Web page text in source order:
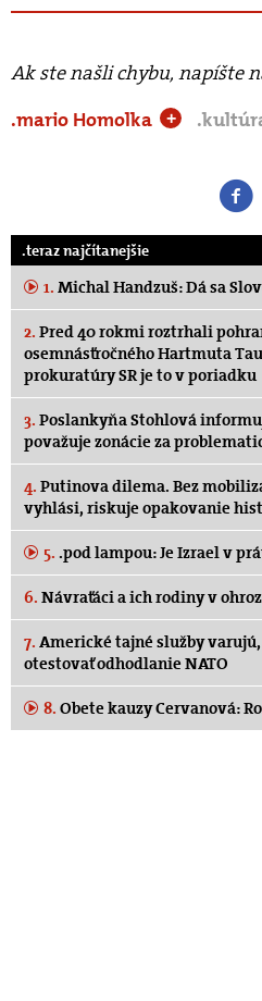
Ak ste našli chybu, napíšte
.mario Homolka
+
.teraz najčítanejšie
1. Michal Handzuš: Dá sa
2. Pred 40 rokmi roztrhali
osemnásťročného Hartmuta
prokuratúry SR je to v poriadku
3. Poslankyňa Stohlová
považuje zonácie za
4. Putinova dilema. Bez
vyhlási, riskuje opakovanie
5. .pod lampou: Je Izrael v
6. Návraťáci a ich rodiny v
7. Americké tajné služby
otestovať odhodlanie NATO
8. Obete kauzy Cervanová: